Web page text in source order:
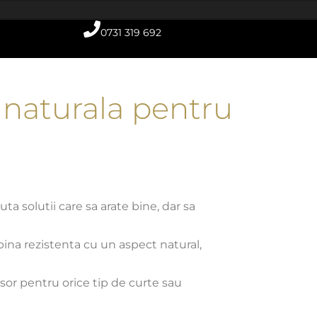
0731 319 692
pentru
solutii care sa arate bine, dar sa
rezistenta cu un aspect natural,
pentru orice tip de curte sau